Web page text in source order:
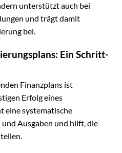
unterstützt auch bei
und trägt damit
bei.
Ein Schritt-
Finanzplans ist
Erfolg eines
eine systematische
Ausgaben und hilft, die